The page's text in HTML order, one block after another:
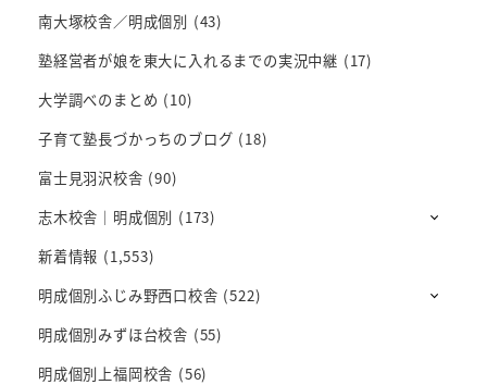
南大塚校舎／明成個別 (43)
塾経営者が娘を東大に入れるまでの実況中継 (17)
大学調べのまとめ (10)
子育て塾長づかっちのブログ (18)
富士見羽沢校舎 (90)
志木校舎｜明成個別 (173)
新着情報 (1,553)
明成個別ふじみ野西口校舎 (522)
明成個別みずほ台校舎 (55)
明成個別上福岡校舎 (56)